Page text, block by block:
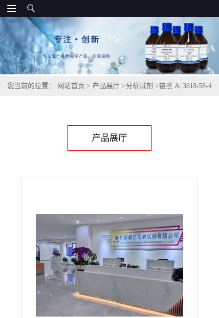
您当前的位置： 网站首页 > 产品展厅 >分析试剂 >铬黑 A| 3618-58-4
产品展厅